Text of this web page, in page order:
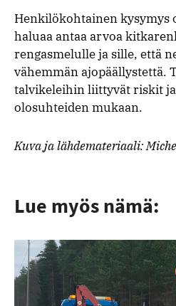
Henkilökohtainen kysymys
haluaa antaa arvoa
rengasmelulle ja sille, että
vähemmän ajopäällystettä.
talvikeleihin liittyvät riskit
olosuhteiden mukaan.
Kuva ja lähdemateriaali:
Lue myös nämä: